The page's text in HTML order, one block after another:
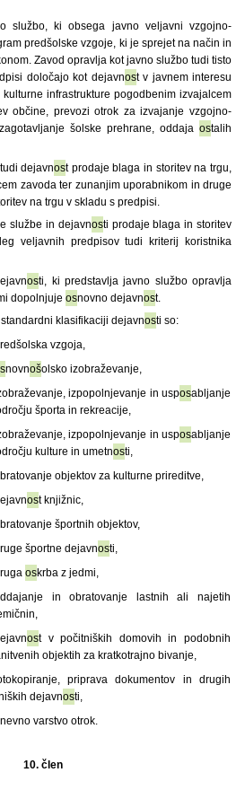
službo, ki obsega javno veljavni vzgojno-
predšolske vzgoje, ki je sprejet na način in
Zavod opravlja kot javno službo tudi tisto
določajo kot dejavnost v javnem interesu
infrastrukture pogodbenim izvajalcem
občine, prevozi otrok za izvajanje vzgojno-
šolske prehrane, oddaja ostalih
dejavnost prodaje blaga in storitev na trgu,
zavoda ter zunanjim uporabnikom in druge
na trgu v skladu s predpisi.
službe in dejavnosti prodaje blaga in storitev
veljavnih predpisov tudi kriterij koristnika
osti, ki predstavlja javno službo opravlja
dopolnjuje osnovno dejavnost.
klasifikaciji dejavnosti so:
vzgoja,
novnošolsko izobraževanje,
izpopolnjevanje in usposabljanje
športa in rekreacije,
izpopolnjevanje in usposabljanje
kulture in umetnosti,
objektov za kulturne prireditve,
ost knjižnic,
športnih objektov,
športne dejavnosti,
oskrba z jedmi,
in obratovanje lastnih ali najetih
ost v počitniških domovih in podobnih
objektih za kratkotrajno bivanje,
priprava dokumentov in drugih
dejavnosti,
varstvo otrok.
10. člen